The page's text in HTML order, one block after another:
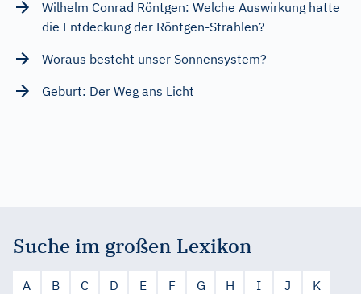
Wilhelm Conrad Röntgen: Welche Auswirkung hatte
die Entdeckung der Röntgen-Strahlen?
Woraus besteht unser Sonnensystem?
Geburt: Der Weg ans Licht
Suche im großen Lexikon
A B C D E F G H I J
K